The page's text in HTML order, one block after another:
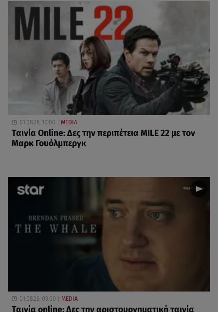
01.08.26, 10:00 MEDIA
Ταινία Online: Δες την περιπέτεια MILE 22 με τον
Μαρκ Γουόλμπεργκ
01.08.26, 09:00 MEDIA
Ταινία online: Δες την αριστουργηματική ταινία